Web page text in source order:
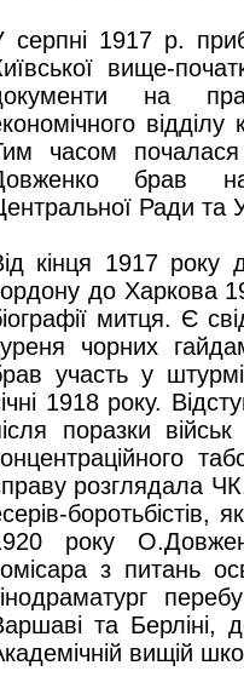
серпні 1917 р.
вище-
на
відділу
часом
брав
Ради та
кінця 1917
до Харкова
митця. Є
чорних
участь у
1918 року.
поразки
розглядала
боротьбістів,
року
з питань
та Берліні,
вищій